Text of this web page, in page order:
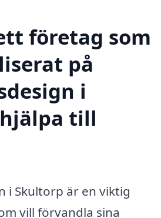
företag som
på
i
till
i Skultorp är en viktig
vill förvandla sina